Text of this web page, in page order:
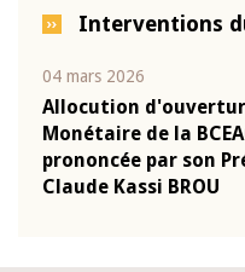
Interventions
04 mars 2026
Allocution
Monétaire de la
prononcée par son
Claude Kassi BROU